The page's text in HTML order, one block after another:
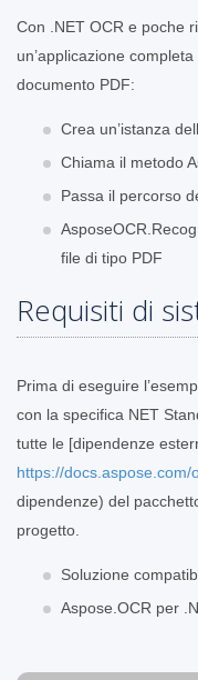
Con .NET OCR e poche
un’applicazione
documento PDF:
Crea un’istanza
Chiama il metodo
Passa il percorso
file di tipo PDF
Requisiti di
Prima di eseguire
con la specifica NET
tutte le [dipendenze
https://
dipendenze) del
progetto.
Soluzione
Aspose.OCR per